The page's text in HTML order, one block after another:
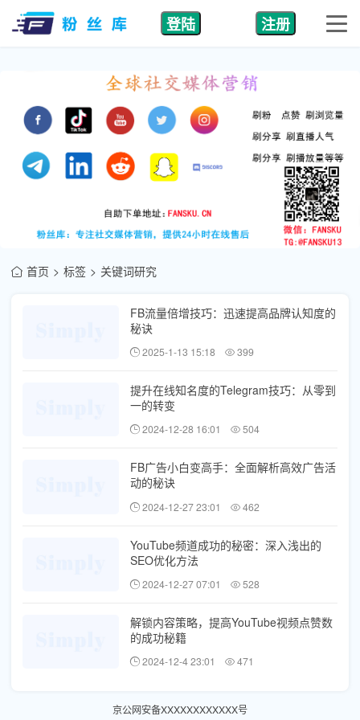
登陆 注册
首页 标签 关键词研究
FB流量倍增技巧：迅速提高品牌认知度的
秘诀
2025-1-13 15:18 399
提升在线知名度的Telegram技巧：从零到
一的转变
2024-12-28 16:01 504
FB广告小白变高手：全面解析高效广告活
动的秘诀
2024-12-27 23:01 462
YouTube频道成功的秘密：深入浅出的
SEO优化方法
2024-12-27 07:01 528
解锁内容策略，提高YouTube视频点赞数
的成功秘籍
2024-12-4 23:01 471
京公网安备XXXXXXXXXXXX号